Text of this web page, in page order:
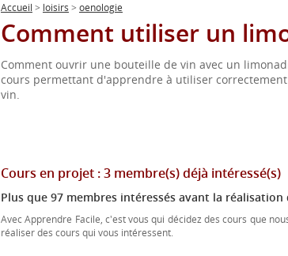
Accueil > loisirs > oenologie
Comment utiliser un
Comment ouvrir une bouteille de vin avec un
cours permettant d'apprendre à utiliser
vin.
Cours en projet :3 membre(s)déjà intéressé(s)
Plus que 97 membres intéressés avant la réalisation
Avec Apprendre Facile, c'est vous qui décidez des cours que
réaliser des cours qui vous intéressent.